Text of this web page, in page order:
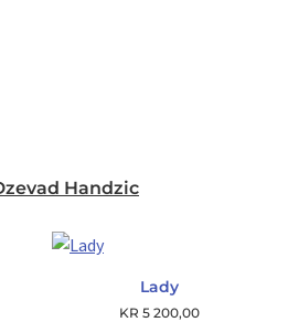
Handzic
Lady
KR 5 200,00